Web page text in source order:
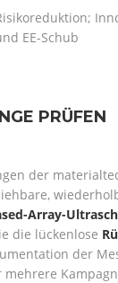
EE-Schub
PRÜFEN
der
Array-
die lückenlose
der
mehrere